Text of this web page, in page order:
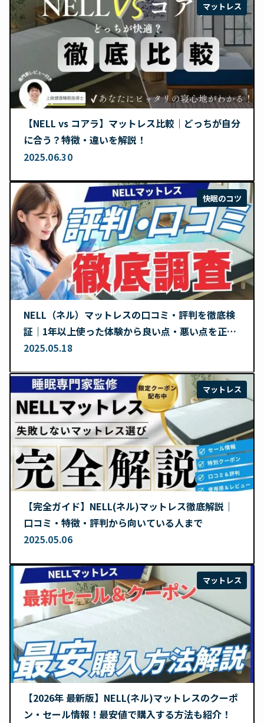
マットレス
【NELL vs コアラ】マットレス比較｜どっちが自分
に合う？特徴・違いを解説！
2025.06.30
快眠のコツ
NELL（ネル）マットレスの口コミ・評判を徹底検
証｜1年以上使った体験から良い点・悪い点を正直
レビュー
2025.05.18
マットレス
【完全ガイド】NELL(ネル)マットレス徹底解説｜
口コミ・特徴・評判から向いている人まで
2025.05.06
マットレス
【2026年 最新版】NELL(ネル)マットレスのクーポ
ン・セール情報！最安値で購入する方法も紹介！